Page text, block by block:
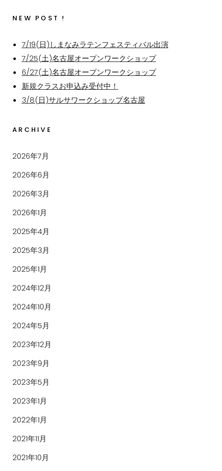
NEW POST !
7/19(日)しまなみラテンフェスティバル出演
7/25(土)名古屋オープンワークショップ
6/27(土)名古屋オープンワークショップ
新規クラスお申込み受付中！
3/8(日)サルサワークショップ名古屋
ARCHIVE
2026年7月
2026年6月
2026年3月
2026年1月
2025年4月
2025年3月
2025年1月
2024年12月
2024年10月
2024年5月
2023年12月
2023年9月
2023年5月
2023年1月
2022年1月
2021年11月
2021年10月